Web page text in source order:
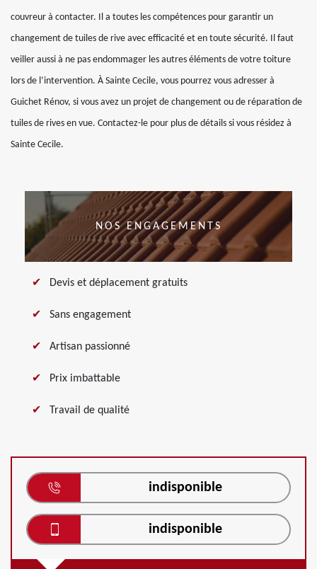
couvreur à contacter. Il a toutes les compétences pour garantir un
changement de tuiles de rive avec efficacité et en toute sécurité. Il faut
veiller aussi à ne pas endommager les autres éléments de votre toiture
lors de l’intervention. À Sainte Cecile, vous pourrez vous adresser à
Guichet Rénov, si vous avez un projet de changement ou de réparation de
tuiles de rives en vue. Contactez-le pour plus de détails si vous résidez à
Sainte Cecile.
NOS ENGAGEMENTS
Devis et déplacement gratuits
Sans engagement
Artisan passionné
Prix imbattable
Travail de qualité
indisponible
indisponible